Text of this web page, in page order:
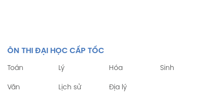
ÔN THI ĐẠI HỌC CẤP TỐC
Toán Lý Hóa Sinh
Văn Lịch sử Địa lý